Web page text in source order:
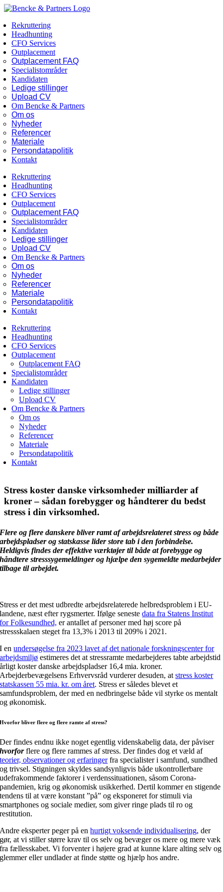
Skip
content
Facebook
LinkedIn
Rekruttering
Headhunting
CFO Services
Outplacement
Outplacement FAQ
Specialistområder
Kandidaten
Ledige stillinger
Upload CV
Om Bencke & Partners
Om os
Nyheder
Referencer
Materiale
Persondatapolitik
Kontakt
Rekruttering
Headhunting
CFO Services
Outplacement
Outplacement FAQ
Specialistområder
Kandidaten
Ledige stillinger
Upload CV
Om Bencke & Partners
Om os
Nyheder
Referencer
Materiale
Persondatapolitik
Kontakt
Rekruttering
Headhunting
CFO Services
Outplacement
Outplacement FAQ
Specialistområder
Kandidaten
Ledige stillinger
Upload CV
Om Bencke & Partners
Om os
Nyheder
Referencer
Materiale
Persondatapolitik
Kontakt
Stress koster danske virksomheder milliarder af
kroner – sådan forebygger og håndterer du bedst
stress i din virksomhed.
Flere og flere danskere bliver ramt af arbejdsrelateret stress og både
arbejdspladser og statskasse lider store tab i den forbindelse.
Heldigvis findes der effektive værktøjer til både at forebygge og
håndtere stresssygemeldinger og hjælpe den sygemeldte medarbejder
tilbage til arbejdet.
Stress er det mest udbredte arbejdsrelaterede helbredsproblem i EU-
landene, næst efter rygsmerter. Ifølge senestedata fra Statens Institut
for Folkesundhed, er antallet af personer med høj score på
stressskalaen steget fra 13,3% i 2013 til 209% i 2021.
I enundersøgelse fra 2023 lavet af det nationale forskningscenter for
arbejdsmiljø estimeres det at stressramte medarbejderes tabte arbejdstid
årligt koster danske arbejdspladser 16,4 mia. kroner.
Arbejderbevægelsens Erhvervsråd vurderer desuden, atstress koster
statskassen 55 mia. kr. om året. Stress er således blevet et
samfundsproblem, der med en nedbringelse både vil styrke os mentalt
og økonomisk.
Hvorfor bliver flere og flere ramte af stress?
Der findes endnu ikke noget egentlig videnskabelig data, der påviser
hvorforflere og flere rammes af stress. Der findes dog et væld af
teorier, observationer og erfaringerfra specialister i samfund, sundhed
og trivsel. Stigningen skyldes sandsynligvis både ukontrollerbare
udefrakommende faktorer i verdenssituationen, såsom Corona-
pandemien, krig og økonomisk usikkerhed. Dertil kommer en stigende
tendens til at være konstant ”på” og eksponeret for stimuli via
smartphones og sociale medier, som giver ringe plads til ro og
restitution.
Andre eksperter peger på enhurtigt voksende individualisering, der
gør, at vi stiller større krav til os selv og bevæger os mere og mere væk
fra fællesskabet. Vi forventer i højere grad at kunne klare alting selv og
glemmer eller undlader at finde støtte og hjælp hos andre.